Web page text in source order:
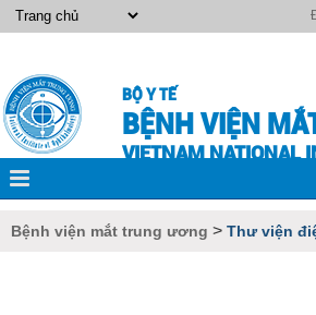
BỘ Y TẾ
BỆNH VIỆN
VIETNAM NATIONAL
Bệnh viện mắt trung ương > Thư viện